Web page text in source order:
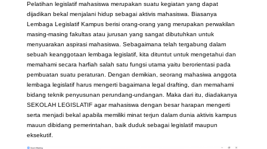
Pelatihan legislatif mahasiswa merupakan suatu kegiatan yang dapat
dijadikan bekal menjalani hidup sebagai aktivis mahasiswa. Biasanya
Lembaga Legislatif Kampus berisi orang-orang yang merupakan perwakilan
masing-masing fakultas atau jurusan yang sangat dibutuhkan untuk
menyuarakan aspirasi mahasiswa. Sebagaimana telah tergabung dalam
sebuah keanggotaan lembaga legislatif, kita dituntut untuk mengetahui dan
memahami secara harfiah salah satu fungsi utama yaitu berorientasi pada
pembuatan suatu peraturan. Dengan demikian, seorang mahasiwa anggota
lembaga legislatif harus mengerti bagaimana legal drafting, dan memahami
bidang teknik penyusunan perundang-undangan. Maka dari itu, diadakanya
SEKOLAH LEGISLATIF agar mahasiswa dengan besar harapan mengerti
serta menjadi bekal apabila memiliki minat terjun dalam dunia aktivis kampus
mauun dibidang pemerintahan, baik duduk sebagai legislatif maupun
eksekutif.